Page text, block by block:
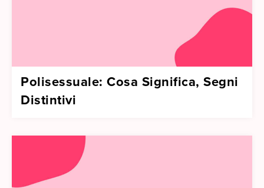
Polisessuale: Cosa Significa, Segni
Distintivi